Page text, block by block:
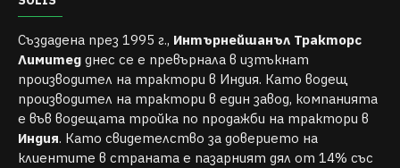
Създадена през 1995 г., Интърнейшанъл Тракторс
Лимитед днес се е превърнала в изтъкнат
производител на трактори в Индия. Като водещ
производител на трактори в един завод, компанията
е във водещата тройка по продажби на трактори в
Индия. Като свидетелство за доверието на
клиентите в страната е пазарният дял от 14% със